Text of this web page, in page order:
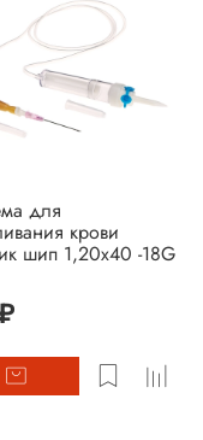
для
крови
шип 1,20х40 -18G